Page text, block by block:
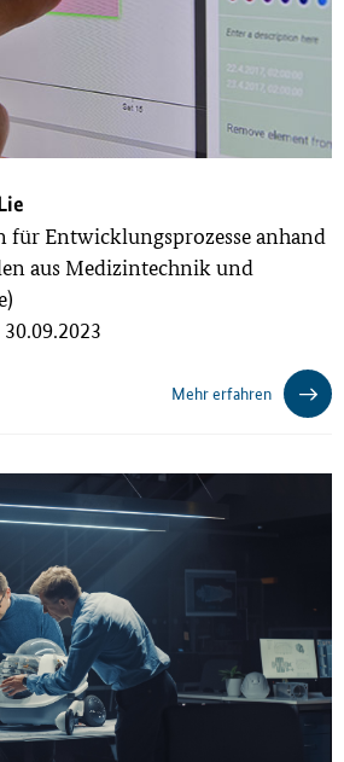
für Entwicklungsprozesse anhand
aus Medizintechnik und
Mehr erfahren